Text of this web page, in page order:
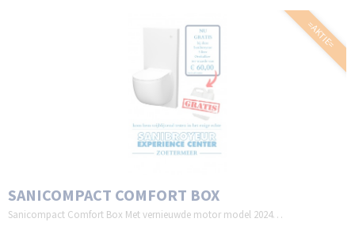
=AKTIE=
SANICOMPACT COMFORT BOX
Sanicompact Comfort Box Met vernieuwde motor model 2024…